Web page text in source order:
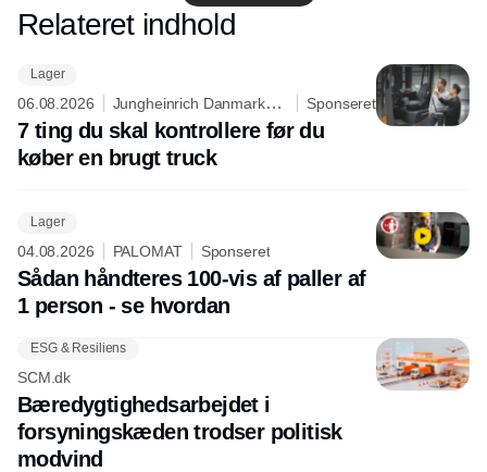
Annonce
Relateret indhold
Lager
06.08.2026
Jungheinrich Danmark
A/S
Sponseret
7 ting du skal kontrollere før du
køber en brugt truck
Lager
04.08.2026 PALOMAT Sponseret
Sådan håndteres 100-vis af paller af
1 person - se hvordan
ESG & Resiliens
SCM.dk
Bæredygtighedsarbejdet i
forsyningskæden trodser politisk
modvind